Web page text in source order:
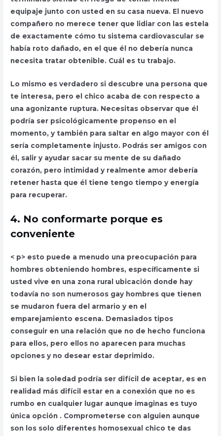
equipaje junto con usted en su casa nueva. El nuevo
compañero no merece tener que lidiar con las estela
de exactamente cómo tu sistema cardiovascular se
había roto dañado, en el que él no debería nunca
necesita tratar obtenible. Cuál es tu trabajo.
Lo mismo es verdadero si descubre una persona que
te interesa, pero el chico acaba de con respecto a
una agonizante ruptura. Necesitas observar que él
podría ser psicológicamente propenso en el
momento, y también para saltar en algo mayor con él
sería completamente injusto. Podrás ser amigos con
él, salir y ayudar sacar su mente de su dañado
corazón, pero intimidad y realmente amor debería
retener hasta que él tiene tengo tiempo y energía
para recuperar.
4. No conformarte porque es
conveniente
< p> esto puede a menudo una preocupación para
hombres obteniendo hombres, específicamente si
usted vive en una zona rural ubicación donde hay
todavía no son numerosos gay hombres que tienen
se mudaron fuera del armario y en el
emparejamiento escena. Demasiados tipos
conseguir en una relación que no de hecho funciona
para ellos, pero ellos no aparecen para muchas
opciones y no desear estar deprimido.
Si bien la soledad podría ser difícil de aceptar, es en
realidad más difícil estar en a conexión que no es
rumbo en cualquier lugar aunque imaginas es tuyo
única opción . Comprometerse con alguien aunque
son los solo diferentes homosexual chico te das